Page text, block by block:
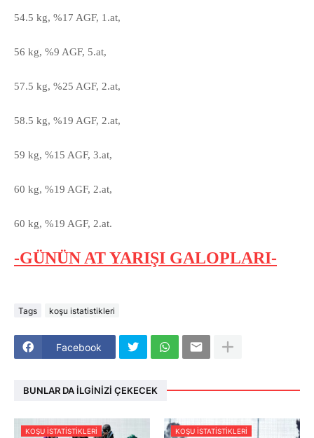
54.5 kg, %17 AGF, 1.at,
56 kg, %9 AGF, 5.at,
57.5 kg, %25 AGF, 2.at,
58.5 kg, %19 AGF, 2.at,
59 kg, %15 AGF, 3.at,
60 kg, %19 AGF, 2.at,
60 kg, %19 AGF, 2.at.
-GÜNÜN AT YARIŞI GALOPLARI-
Tags koşu istatistikleri
Facebook
BUNLAR DA İLGINIZI ÇEKECEK
KOŞU ISTATISTIKLERI KOŞU ISTATISTIKLERI